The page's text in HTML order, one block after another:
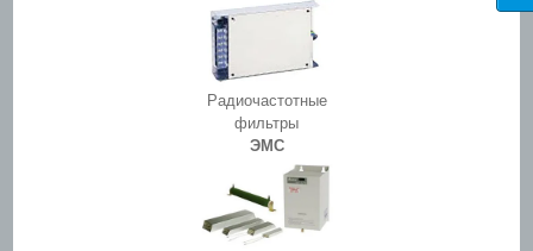
Радиочастотные
фильтры
ЭМС